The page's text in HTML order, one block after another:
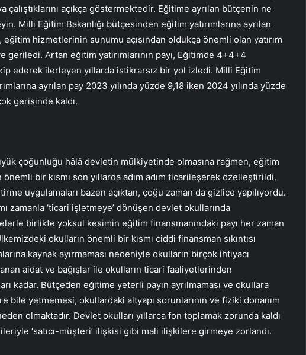
çalıştıklarını açıkça göstermektedir. Eğitime ayrılan bütçenin ne
Milli Eğitim Bakanlığı bütçesinden eğitim yatırımlarına ayrılan
eğitim hizmetlerinin sunumu açısından oldukça önemli olan yatırım
geriledi. Artan eğitim yatırımlarının payı, Eğitimde 4+4+4
ederek ilerleyen yıllarda istikrarsız bir yol izledi. Milli Eğitim
ayrılan pay 2023 yılında yüzde 9,18 iken 2024 yılında yüzde
gerisinde kaldı.
çoğunluğu hâlâ devletin mülkiyetinde olmasına rağmen, eğitim
bir kısmı son yıllarda adım adım ticarileşerek özelleştirildi.
uygulamaları bazen açıktan, çoğu zaman da gizlice yapılıyordu.
zamanla ‘ticari işletmeye’ dönüşen devlet okullarında
birlikte yoksul kesimin eğitim finansmanındaki payı her zaman
okulların önemli bir kısmı ciddi finansman sıkıntısı
kaynak ayırmaması nedeniyle okulların birçok ihtiyacı
aidat ve bağışlar ile okulların ticari faaliyetlerinden
kadar. Bütçeden eğitime yeterli payın ayrılmaması ve okullara
bile yetmemesi, okullardaki altyapı sorunlarının ve fiziki donanım
olmaktadır. Devlet okulları yıllarca fon toplamak zorunda kaldı
‘satıcı-müşteri’ ilişkisi gibi mali ilişkilere girmeye zorlandı.